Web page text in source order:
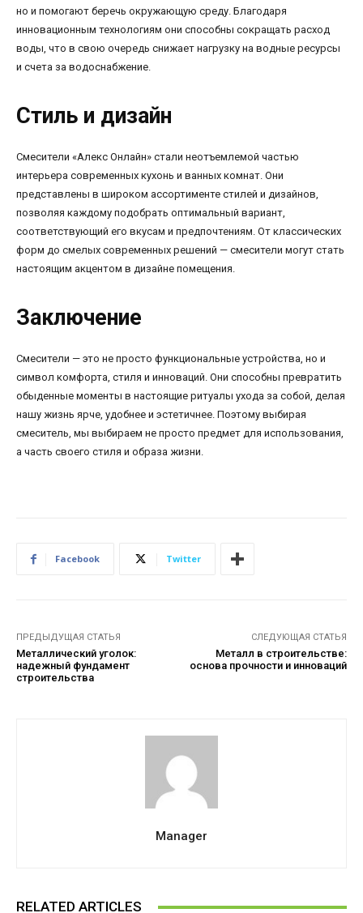
но и помогают беречь окружающую среду. Благодаря
инновационным технологиям они способны сокращать расход
воды, что в свою очередь снижает нагрузку на водные ресурсы
и счета за водоснабжение.
Стиль и дизайн
Смесители «Алекс Онлайн» стали неотъемлемой частью
интерьера современных кухонь и ванных комнат. Они
представлены в широком ассортименте стилей и дизайнов,
позволяя каждому подобрать оптимальный вариант,
соответствующий его вкусам и предпочтениям. От классических
форм до смелых современных решений — смесители могут стать
настоящим акцентом в дизайне помещения.
Заключение
Смесители — это не просто функциональные устройства, но и
символ комфорта, стиля и инноваций. Они способны превратить
обыденные моменты в настоящие ритуалы ухода за собой, делая
нашу жизнь ярче, удобнее и эстетичнее. Поэтому выбирая
смеситель, мы выбираем не просто предмет для использования,
а часть своего стиля и образа жизни.
Facebook Twitter
ПРЕДЫДУЩАЯ СТАТЬЯ
Металлический уголок:
надежный фундамент
строительства
СЛЕДУЮЩАЯ СТАТЬЯ
Металл в строительстве:
основа прочности и инноваций
Manager
RELATED ARTICLES